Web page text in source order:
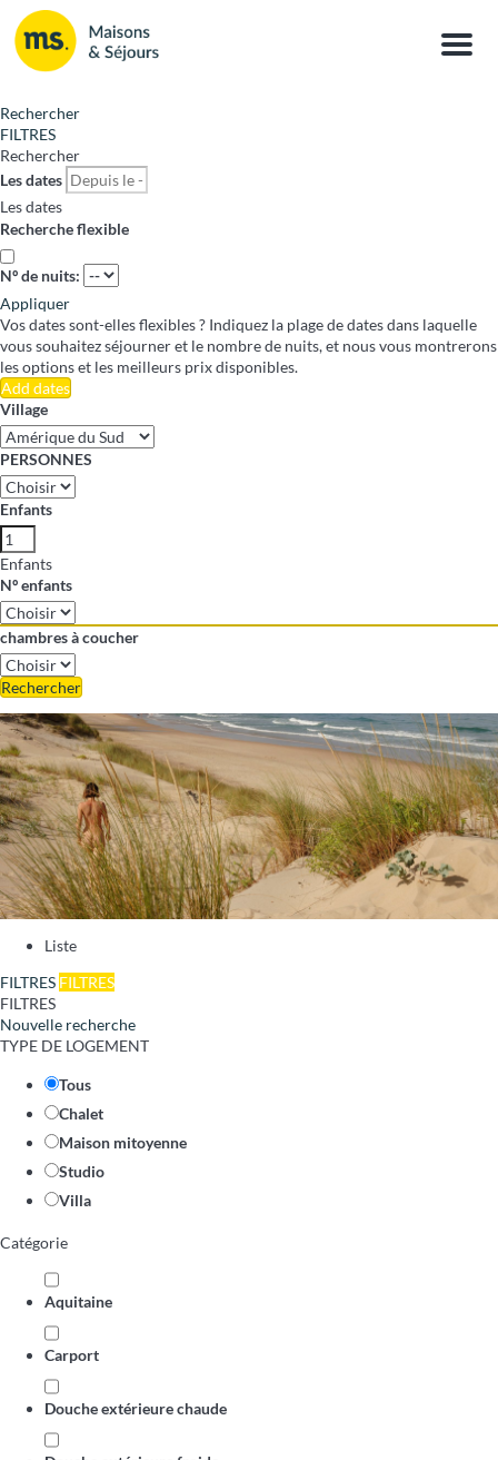
Menu
Rechercher
FILTRES
Rechercher
Les dates
Les dates
Recherche flexible
Nº de nuits:
Appliquer
Vos dates sont-elles flexibles ? Indiquez la plage de dates dans laquelle
vous souhaitez séjourner et le nombre de nuits, et nous vous montrerons
les options et les meilleurs prix disponibles.
Add dates
Village
PERSONNES
Enfants
Enfants
Nº enfants
chambres à coucher
Rechercher
Liste
FILTRES FILTRES
FILTRES
Nouvelle recherche
TYPE DE LOGEMENT
Tous
Chalet
Maison mitoyenne
Studio
Villa
Catégorie
Aquitaine
Carport
Douche extérieure chaude